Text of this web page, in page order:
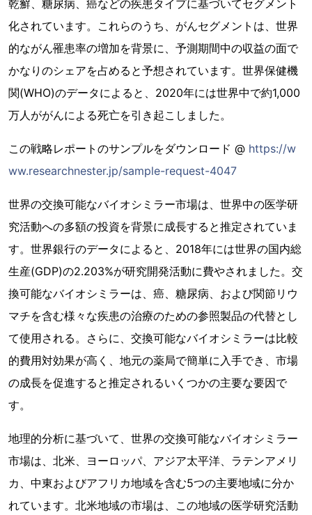
乾癬、糖尿病、癌などの疾患タイプに基づいてセグメント
化されています。これらのうち、がんセグメントは、世界
的ながん罹患率の増加を背景に、予測期間中の収益の面で
かなりのシェアを占めると予想されています。世界保健機
関(WHO)のデータによると、2020年には世界中で約1,000
万人ががんによる死亡を引き起こしました。
この戦略レポートのサンプルをダウンロード @ https://w
ww.researchnester.jp/sample-request-4047
世界の交換可能なバイオシミラー市場は、世界中の医学研
究活動への多額の投資を背景に成長すると推定されていま
す。世界銀行のデータによると、2018年には世界の国内総
生産(GDP)の2.203%が研究開発活動に費やされました。交
換可能なバイオシミラーは、癌、糖尿病、および関節リウ
マチを含む様々な疾患の治療のための参照製品の代替とし
て使用される。さらに、交換可能なバイオシミラーは比較
的費用対効果が高く、地元の薬局で簡単に入手でき、市場
の成長を促進すると推定されるいくつかの主要な要因で
す。
地理的分析に基づいて、世界の交換可能なバイオシミラー
市場は、北米、ヨーロッパ、アジア太平洋、ラテンアメリ
カ、中東およびアフリカ地域を含む5つの主要地域に分か
れています。北米地域の市場は、この地域の医学研究活動